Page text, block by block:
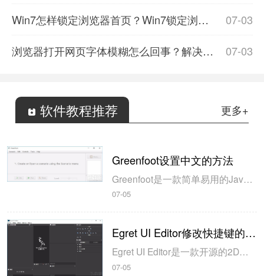
07-03
Win7怎样锁定浏览器首页？Win7锁定浏览器首页的方法分享
07-03
浏览器打开网页字体模糊怎么回事？解决的方法分享
软件教程推荐 更多+
Greenfoot设置中文的方法
Greenfoot是一款简单易用的Java开发环境，该软件界面清爽简约，既可以作为一个开发框使用，也能够作为集成开发环境使用，操作起来十分简单。这款软件支持多种语言，但是默认的语言是英文，因此将该软件下载到电脑上的时候，会发现软件的界面语言是英文版本的，这对于英语基础较差的朋友来说，使用这款软件就会...
07-05
Egret UI Editor修改快捷键的方法
Egret UI Editor是一款开源的2D游戏开发代码编辑软件，其主要功能是针对Egret项目中的Exml皮肤文件进行可视化编辑，功能十分强大。我们在使用这款软件的过程中，可以将一些常用操作设置快捷键，这样就可以简化编程，从而提高代码编辑的工作效率。但是这款软件在日常生活中使用得不多，并且专业性...
07-05